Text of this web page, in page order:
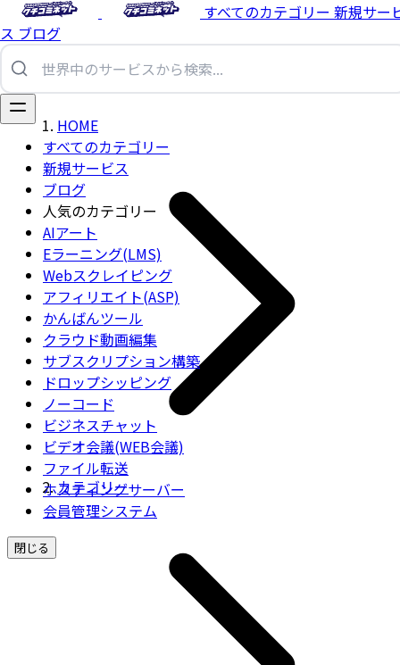
すべてのカテゴリー 新規サー
ス ブログ
すべてのカテゴリー
新規サービス
ブログ
人気のカテゴリー
AIアート
Eラーニング(LMS)
Webスクレイピング
アフィリエイト(ASP)
かんばんツール
クラウド動画編集
サブスクリプション構築
ドロップシッピング
ノーコード
ビジネスチャット
ビデオ会議(WEB会議)
ファイル転送
ホスティングサーバー
会員管理システム
閉じる
HOME
カテゴリー